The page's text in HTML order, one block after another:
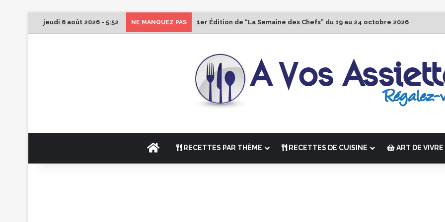
jeudi 6 août 2026 - 5:52 NE MANQUEZ PAS 1er Édition de “La Semaine des Chefs” du 19 au 24 octobre 2026
ACCUEILRECETTES PAR THÈME RECETTES DE CUISINE ART DE VIVRE